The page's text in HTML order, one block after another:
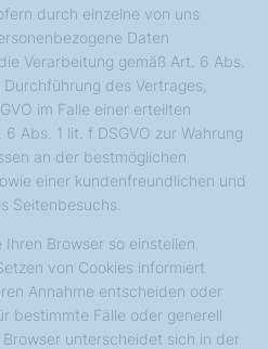
durch einzelne von uns
Daten
Verarbeitung gemäß Art. 6 Abs.
des Vertrages,
im Falle einer erteilten
Abs. 1 lit. f DSGVO zur Wahrung
an der bestmöglichen
einer kundenfreundlichen und
Seitenbesuchs.
Browser so einstellen
von Cookies informiert
Annahme entscheiden oder
bestimmte Fälle oder generell
unterscheidet sich in der